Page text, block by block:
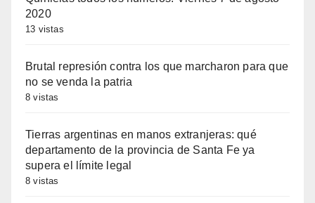
2020
13 vistas
Brutal represión contra los que marcharon para que
no se venda la patria
8 vistas
Tierras argentinas en manos extranjeras: qué
departamento de la provincia de Santa Fe ya
supera el límite legal
8 vistas